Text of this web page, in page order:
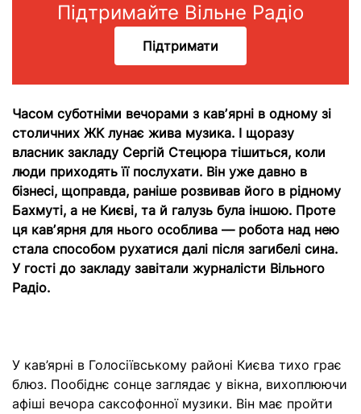
Підтримайте Вільне Радіо
Підтримати
Часом суботніми вечорами з кавʼярні в одному зі
столичних ЖК лунає жива музика. І щоразу
власник закладу Сергій Стецюра тішиться, коли
люди приходять її послухати. Він уже давно в
бізнесі, щоправда, раніше розвивав його в рідному
Бахмуті, а не Києві, та й галузь була іншою. Проте
ця кавʼярня для нього особлива — робота над нею
стала способом рухатися далі після загибелі сина.
У гості до закладу завітали журналісти Вільного
Радіо.
У кав’ярні в Голосіївському районі Києва тихо грає
блюз. Пообіднє сонце заглядає у вікна, вихоплюючи
афіші вечора саксофонної музики. Він має пройти